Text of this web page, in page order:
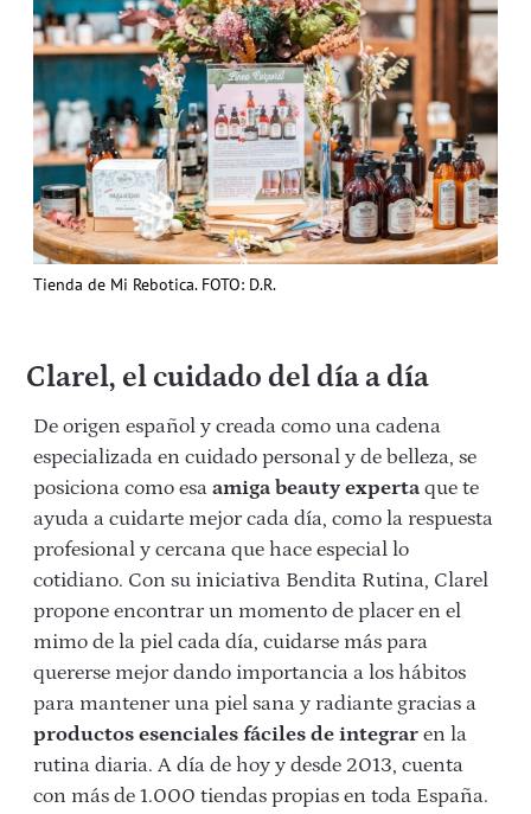
Tienda de Mi Rebotica. FOTO: D.R.
Clarel, el cuidado del día a día
De origen español y creada como una cadena
especializada en cuidado personal y de belleza, se
posiciona como esa amiga beauty experta que te
ayuda a cuidarte mejor cada día, como la respuesta
profesional y cercana que hace especial lo
cotidiano. Con su iniciativa Bendita Rutina, Clarel
propone encontrar un momento de placer en el
mimo de la piel cada día, cuidarse más para
quererse mejor dando importancia a los hábitos
para mantener una piel sana y radiante gracias a
productos esenciales fáciles de integrar en la
rutina diaria. A día de hoy y desde 2013, cuenta
con más de 1.000 tiendas propias en toda España.